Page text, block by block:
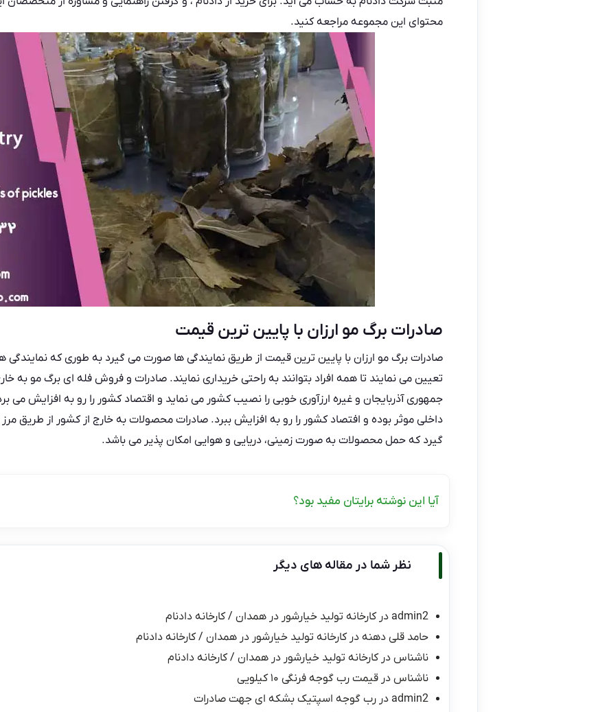
محتوای این مجموعه مراجعه کنید.
صادرات برگ مو ارزان با پایین ترین قیمت
صادرات برگ مو ارزان با پایین ترین قیمت از طریق نمایندگی ها صورت می گیرد به طوری که نمایندگی
تعیین می نمایند تا همه افراد بتوانند به راحتی خریداری نمایند. صادرات و فروش فله ای برگ مو به
جمهوری آذربایجان و غیره ارزآوری خوبی را نصیب کشور می نماید و اقتصاد کشور را رو به افزایش می
داخلی موثر بوده و افتصاد کشور را رو به افزایش ببرد. صادرات محصولات به خارج از کشور از طریق
گیرد که حمل محصولات به صورت زمینی، دریایی و هوایی امکان پذیر می باشد.
آیا این نوشته برایتان مفید بود؟
نظر شما در مقاله های دیگر
admin2 درکارخانه تولید خیارشور در همدان / کارخانه دادنام
حامد قلی دهنه درکارخانه تولید خیارشور در همدان / کارخانه دادنام
ناشناس درکارخانه تولید خیارشور در همدان / کارخانه دادنام
ناشناس در قیمت رب گوجه فرنگی ۱۰ کیلویی
admin2 در رب گوجه اسپتیک بشکه ای جهت صادرات